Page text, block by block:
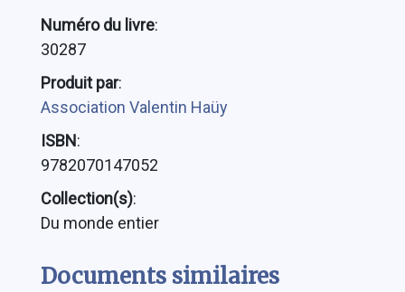
Numéro du livre:
30287
Produit par:
Association Valentin Haüy
ISBN:
9782070147052
Collection(s):
Du monde entier
Documents similaires